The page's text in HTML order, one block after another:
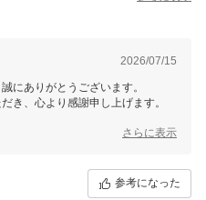
2026/07/15
にありがとうございます。
き、心より感謝申し上げます。
大変嬉しく拝見いたしました。
みに、これからも迅速で丁寧な対
さらに表示
参考になった